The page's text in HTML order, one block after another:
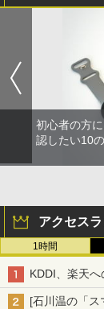
初心者の方
認したい10
アクセス
1時間
KDDI、楽天
[石川温の「ス